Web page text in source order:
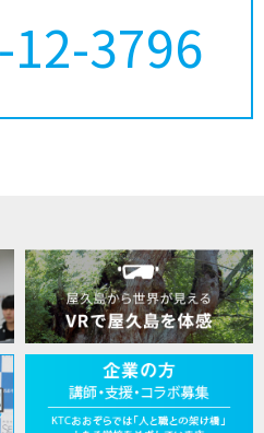
3796